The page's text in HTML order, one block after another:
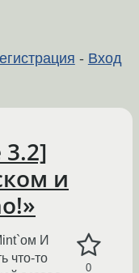
- Вход
3.2]
и
0
И
что-то